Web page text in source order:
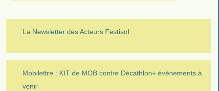
La Newsletter des Acteurs Festisol
Mobilettre : KIT de MOB contre Décathlon+ évènements à
venir